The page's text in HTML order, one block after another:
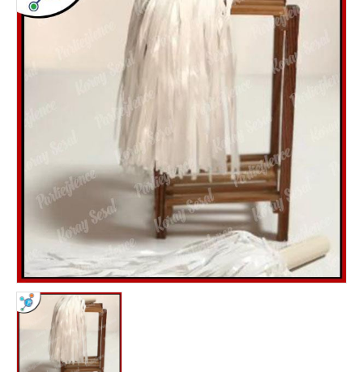
noel ışığı
Yılbaşı Ağacı Süsleri
yılbaşı ağacı toptan
Yılbaşı Ağaçları
Yılbaşı Aksesuarları
yılbaşı balonu
yılbaşı çorapları & çuvalı
yılbaşı dekor süsleri
Yılbaşı Gözlükleri
yılbaşı hediyelik eşyalar
yılbaşı ışığı
Yılbaşı Işıkları
yılbaşı kar tanesi